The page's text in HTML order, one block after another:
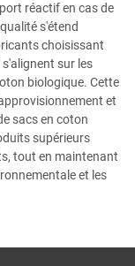
réactif en cas de
s'étend
choisissant
sur les
biologique. Cette
et
sacs en coton
supérieurs
tout en maintenant
et les